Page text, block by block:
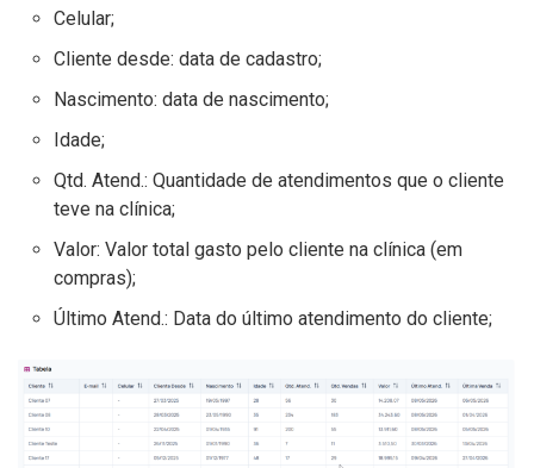
Celular;
Cliente desde: data de cadastro;
Nascimento: data de nascimento;
Idade;
Qtd. Atend.: Quantidade de atendimentos que o cliente
teve na clínica;
Valor: Valor total gasto pelo cliente na clínica (em
compras);
Último Atend.: Data do último atendimento do cliente;